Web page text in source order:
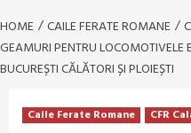
HOME CAILE FERATE ROMANE
GEAMURI PENTRU LOCOMOTIVELE
BUCUREȘTI CĂLĂTORI ȘI PLOIEȘTI
Caile Ferate Romane CFR